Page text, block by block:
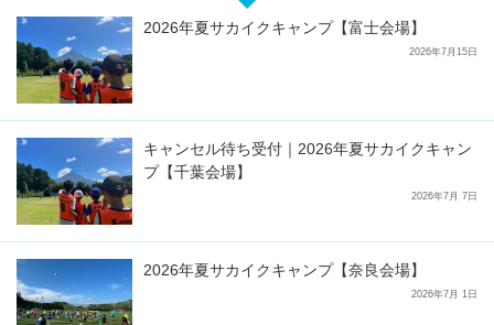
2026年夏サカイクキャンプ【富士会場】
2026年7月15日
キャンセル待ち受付｜2026年夏サカイクキャン
プ【千葉会場】
2026年7月 7日
2026年夏サカイクキャンプ【奈良会場】
2026年7月 1日